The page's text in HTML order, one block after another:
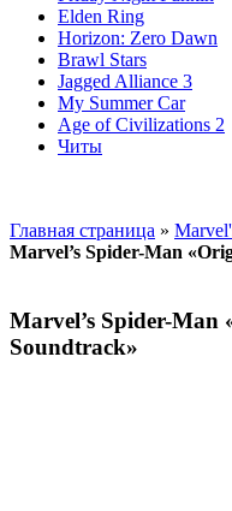
Elden Ring
Horizon: Zero Dawn
Brawl Stars
Jagged Alliance 3
My Summer Car
Age of Civilizations 2
Читы
Главная страница »
Marvel’s Spider-Man
Marvel’s Spider-Man
Soundtrack»